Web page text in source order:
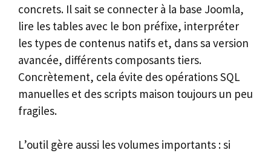
concrets. Il sait se connecter à la base Joomla,
lire les tables avec le bon préfixe, interpréter
les types de contenus natifs et, dans sa version
avancée, différents composants tiers.
Concrètement, cela évite des opérations SQL
manuelles et des scripts maison toujours un peu
fragiles.
L’outil gère aussi les volumes importants : si